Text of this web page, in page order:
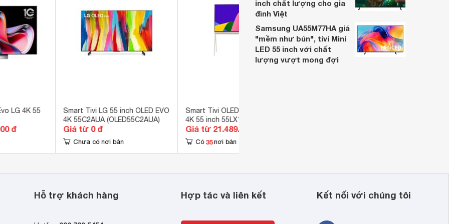
Pro
USB A
Optical (Digital Audio), 1 cổng eARC (ARC)
25
Play, K+
2
Voice Search - tìm kiếm bằng giọng nói tiếng Việt
LG 4K 55
đ
Smart Tivi LG 55 inch OLED EVO
4K 55C2AUA (OLED55C2AUA)
Giá từ 0 đ
Chưa có nơi bán
Smart Tivi OLED Evo Posé LG
4K 55 inch 55LX1QPSA
Giá từ 21.489.000 đ
Có 35 nơi bán
inch chất lượng cho gia
đình Việt
Samsung UA55M77HA giá
"mềm như bún", tivi Mini
LED 55 inch với chất
lượng vượt mong đợi
Hỗ trợ khách hàng Hợp tác và liên kết Kết nối với chúng tôi